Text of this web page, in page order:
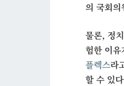
의 국회
물론, 정
험한 이
플렉스라
할 수 있